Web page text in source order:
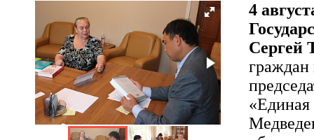
4
Сергей